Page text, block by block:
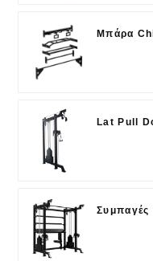
Μπάρα
Lat Pull
Συμπαγές